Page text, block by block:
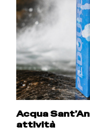
Acqua
attività